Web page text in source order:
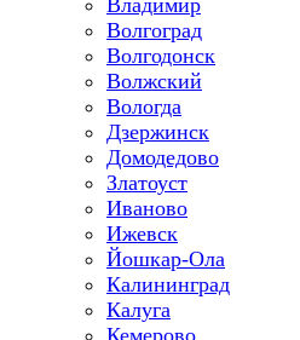
Владимир
Волгоград
Волгодонск
Волжский
Вологда
Дзержинск
Домодедово
Златоуст
Иваново
Ижевск
Йошкар-Ола
Калининград
Калуга
Кемерово